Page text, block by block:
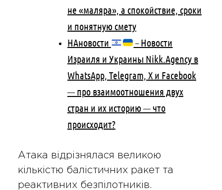
не «маляра», а спокойствие, сроки
и понятную смету
НАновости
– Новости
Израиля и Украины Nikk.Agency в
WhatsApp, Telegram, X и Facebook
— про взаимоотношения двух
стран и их историю — что
происходит?
Атака відрізнялася великою
кількістю балістичних ракет та
реактивних безпілотників.